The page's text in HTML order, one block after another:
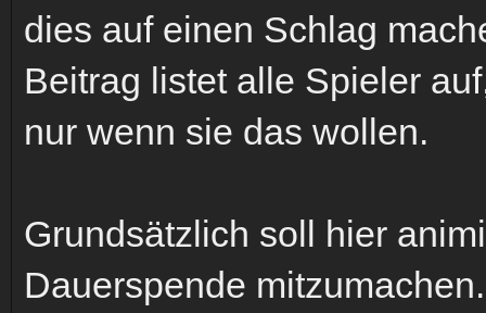
dies auf einen Schlag
Beitrag listet alle Spieler
nur wenn sie das wollen.
Grundsätzlich soll hier
Dauerspende